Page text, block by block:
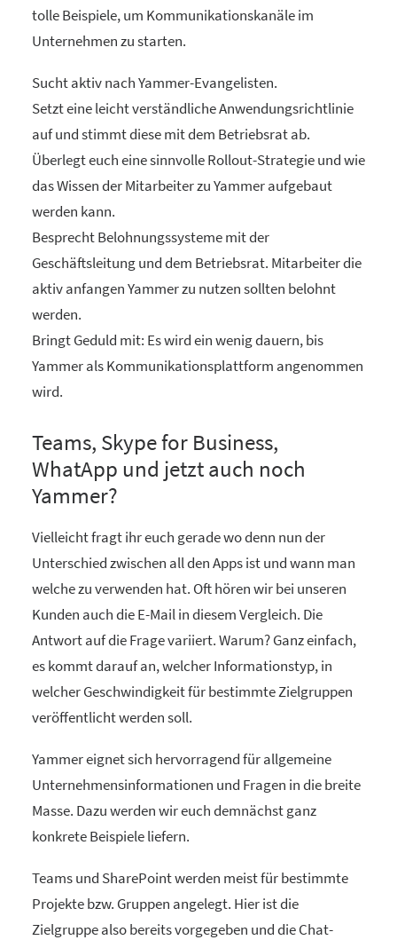
tolle Beispiele, um Kommunikationskanäle im
Unternehmen zu starten.
Sucht aktiv nach Yammer-Evangelisten.
Setzt eine leicht verständliche Anwendungsrichtlinie
auf und stimmt diese mit dem Betriebsrat ab.
Überlegt euch eine sinnvolle Rollout-Strategie und wie
das Wissen der Mitarbeiter zu Yammer aufgebaut
werden kann.
Besprecht Belohnungssysteme mit der
Geschäftsleitung und dem Betriebsrat. Mitarbeiter die
aktiv anfangen Yammer zu nutzen sollten belohnt
werden.
Bringt Geduld mit: Es wird ein wenig dauern, bis
Yammer als Kommunikationsplattform angenommen
wird.
Teams, Skype for Business,
WhatApp und jetzt auch noch
Yammer?
Vielleicht fragt ihr euch gerade wo denn nun der
Unterschied zwischen all den Apps ist und wann man
welche zu verwenden hat. Oft hören wir bei unseren
Kunden auch die E-Mail in diesem Vergleich. Die
Antwort auf die Frage variiert. Warum? Ganz einfach,
es kommt darauf an, welcher Informationstyp, in
welcher Geschwindigkeit für bestimmte Zielgruppen
veröffentlicht werden soll.
Yammer eignet sich hervorragend für allgemeine
Unternehmensinformationen und Fragen in die breite
Masse. Dazu werden wir euch demnächst ganz
konkrete Beispiele liefern.
Teams und SharePoint werden meist für bestimmte
Projekte bzw. Gruppen angelegt. Hier ist die
Zielgruppe also bereits vorgegeben und die Chat-